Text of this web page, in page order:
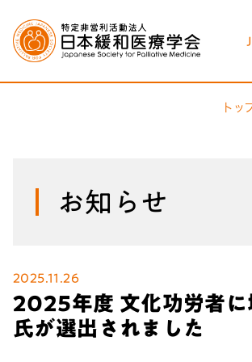
トッ
お知らせ
2025.11.26
2025年度 文化功労者に
氏が選出されました